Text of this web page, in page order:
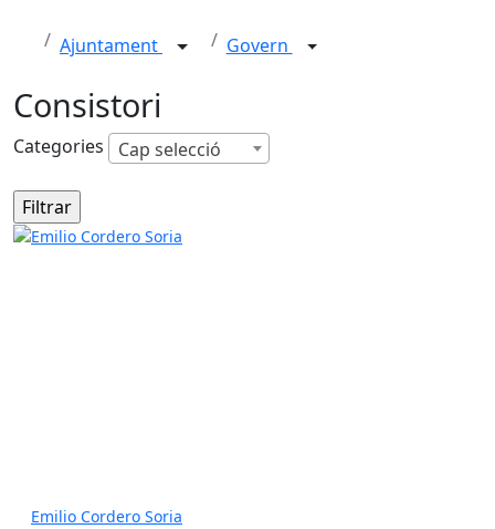
Ajuntament Govern
Consistori
Categories Cap selecció
Emilio Cordero Soria